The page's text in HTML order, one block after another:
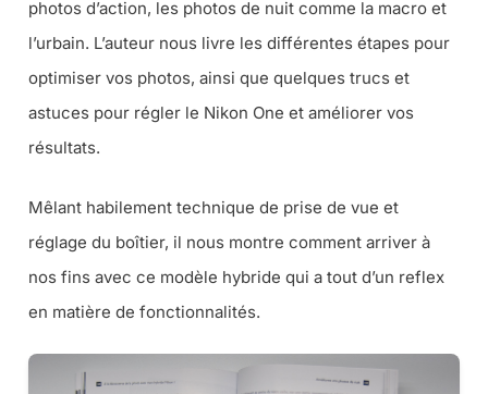
photos d’action, les photos de nuit comme la macro et
l’urbain. L’auteur nous livre les différentes étapes pour
optimiser vos photos, ainsi que quelques trucs et
astuces pour régler le Nikon One et améliorer vos
résultats.
Mêlant habilement technique de prise de vue et
réglage du boîtier, il nous montre comment arriver à
nos fins avec ce modèle hybride qui a tout d’un reflex
en matière de fonctionnalités.